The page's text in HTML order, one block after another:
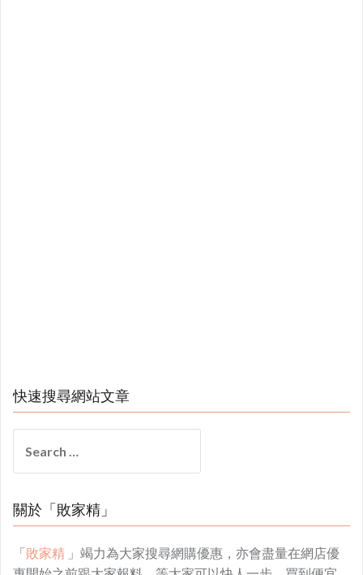
快速搜尋網站文章
for:
關於「敗家精」
「敗家精 」竭力為大家搜尋網購優惠，亦會盡量在網店優